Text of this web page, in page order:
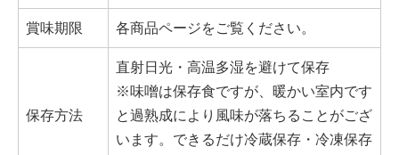
賞味期限 各商品ページをご覧ください。
保存方法
直射日光・高温多湿を避けて保存
※味噌は保存食ですが、暖かい室内です
と過熟成により風味が落ちることがござ
います。できるだけ冷蔵保存・冷凍保存